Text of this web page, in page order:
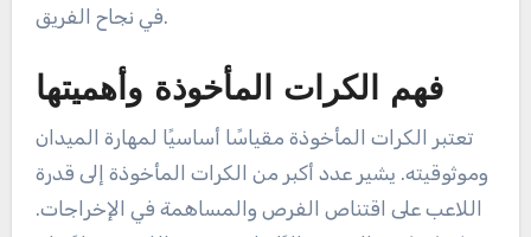
ما هي إحصائيات الميدان
التي يجب أخذها بعين